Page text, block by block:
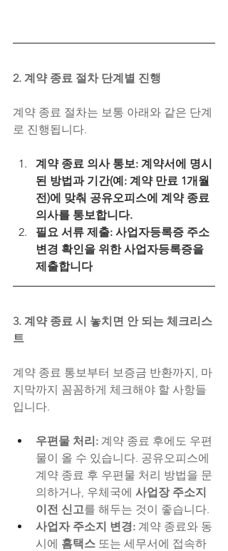
2. 계약 종료 절차 단계별 진행
계약 종료 절차는 보통 아래와 같은 단계
로 진행됩니다.
계약 종료 의사 통보: 계약서에 명시
된 방법과 기간(예: 계약 만료 1개월
전)에 맞춰 공유오피스에 계약 종료
의사를 통보합니다.
필요 서류 제출: 사업자등록증 주소
변경 확인을 위한 사업자등록증을
제출합니다
3. 계약 종료 시 놓치면 안 되는 체크리스
트
계약 종료 통보부터 보증금 반환까지, 마
지막까지 꼼꼼하게 체크해야 할 사항들
입니다.
우편물 처리: 계약 종료 후에도 우편
물이 올 수 있습니다. 공유오피스에
계약 종료 후 우편물 처리 방법을 문
의하거나, 우체국에 사업장 주소지
이전 신고를 해두는 것이 좋습니다.
사업자 주소지 변경: 계약 종료와 동
시에 홈택스 또는 세무서에 접속하